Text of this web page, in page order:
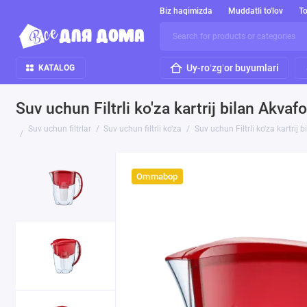
Biz haqimizda Muddatli to'lov
KATALOG Uy-roʻzgʻor buyumlari
Suv uchun Filtrli ko'za kartrij bilan
Suv uchun filtrlar Suv uchun filtrli ko'za Suv uchun Filtrli ko'za kartrij
Ommabop